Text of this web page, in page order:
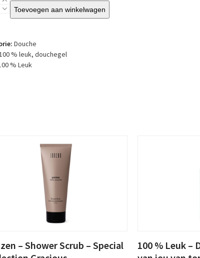
Toevoegen aan winkelwagen
Douche
% leuk, douchegel
% Leuk
– Shower Scrub – Special
100 % Leuk –